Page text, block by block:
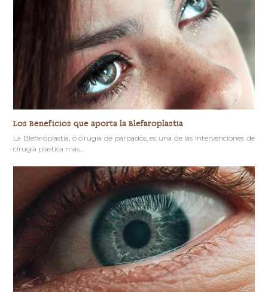
Los Beneficios que aporta la Blefaroplastia
La Blefaroplastia, o cirugía de párpados, es una de las intervenciones de
cirugía plástica más…